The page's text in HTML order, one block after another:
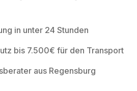
in unter 24 Stunden
bis 7.500€ für den Transport
aus Regensburg